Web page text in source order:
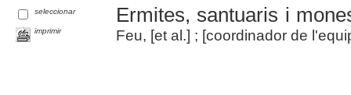
seleccionar
imprimir
Ermites, santuaris i
Feu, [et al.] ; [coordinador de